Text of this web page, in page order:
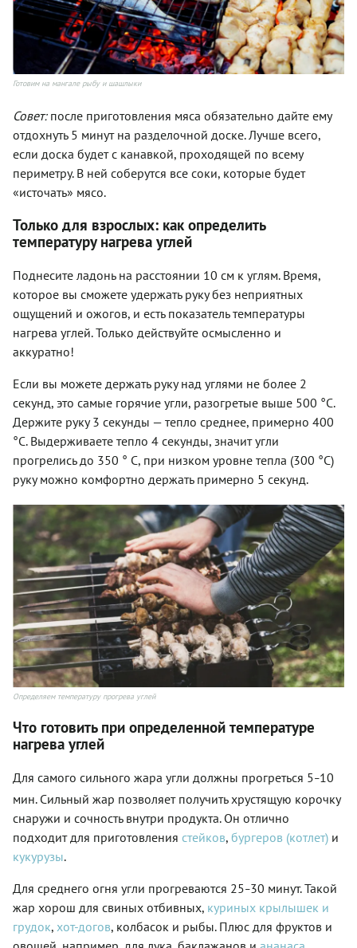
Готовим на мангале рыбу и шашлыки
Совет: после приготовления мяса обязательно дайте ему
отдохнуть 5 минут на разделочной доске. Лучше всего,
если доска будет с канавкой, проходящей по всему
периметру. В ней соберутся все соки, которые будет
«источать» мясо.
Только для взрослых: как определить
температуру нагрева углей
Поднесите ладонь на расстоянии 10 см к углям. Время,
которое вы сможете удержать руку без неприятных
ощущений и ожогов, и есть показатель температуры
нагрева углей. Только действуйте осмысленно и
аккуратно!
Если вы можете держать руку над углями не более 2
секунд, это самые горячие угли, разогретые выше 500 °С.
Держите руку 3 секунды — тепло среднее, примерно 400
°С. Выдерживаете тепло 4 секунды, значит угли
прогрелись до 350 ° С, при низком уровне тепла (300 °С)
руку можно комфортно держать примерно 5 секунд.
Определяем температуру прогрева углей
Что готовить при определенной температуре
нагрева углей
Для самого сильного жара угли должны прогреться 5–10
мин. Сильный жар позволяет получить хрустящую корочку
снаружи и сочность внутри продукта. Он отлично
подходит для приготовления стейков, бургеров (котлет) и
кукурузы.
Для среднего огня угли прогреваются 25–30 минут. Такой
жар хорош для свиных отбивных, куриных крылышек и
грудок, хот-догов, колбасок и рыбы. Плюс для фруктов и